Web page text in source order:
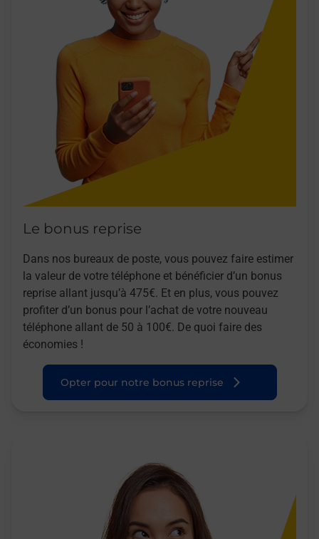
Le bonus reprise
Dans nos bureaux de poste, vous pouvez faire estimer
la valeur de votre téléphone et bénéficier d’un bonus
reprise allant jusqu’à 475€. Et en plus, vous pouvez
profiter d’un bonus pour l’achat de votre nouveau
téléphone allant de 50 à 100€. De quoi faire des
économies !
Opter pour notre bonus reprise